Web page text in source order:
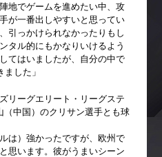
地でゲームを進めたい中、攻
が一番出しやすいと思ってい
引っかけられなかったりもし
タル的にもかなりいけるよう
てはいましたが、自分の中で
した」
ーグエリート・リーグステ
（中国）のクリサン選手とも球
は）強かったですが、欧州で
思います。彼がうまいシーン